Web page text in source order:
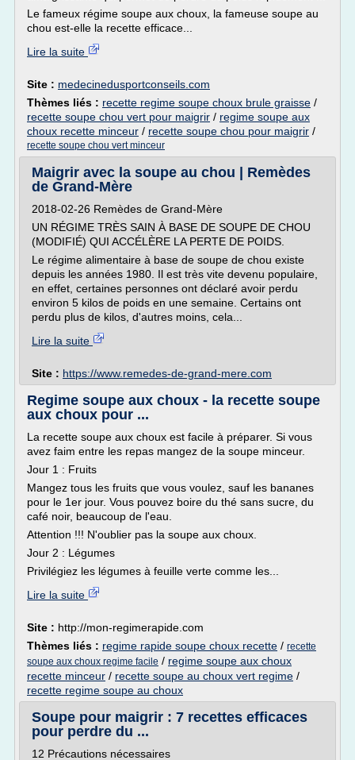
Le fameux régime soupe aux choux, la fameuse soupe au
chou est-elle la recette efficace...
Lire la suite
Site : medecinedusportconseils.com
Thèmes liés : recette regime soupe choux brule graisse /
recette soupe chou vert pour maigrir / regime soupe aux
choux recette minceur / recette soupe chou pour maigrir /
recette soupe chou vert minceur
Maigrir avec la soupe au chou | Remèdes
de Grand-Mère
2018-02-26 Remèdes de Grand-Mère
UN RÉGIME TRÈS SAIN À BASE DE SOUPE DE CHOU
(MODIFIÉ) QUI ACCÉLÈRE LA PERTE DE POIDS.
Le régime alimentaire à base de soupe de chou existe
depuis les années 1980. Il est très vite devenu populaire,
en effet, certaines personnes ont déclaré avoir perdu
environ 5 kilos de poids en une semaine. Certains ont
perdu plus de kilos, d'autres moins, cela...
Lire la suite
Site : https://www.remedes-de-grand-mere.com
Regime soupe aux choux - la recette soupe
aux choux pour ...
La recette soupe aux choux est facile à préparer. Si vous
avez faim entre les repas mangez de la soupe minceur.
Jour 1 : Fruits
Mangez tous les fruits que vous voulez, sauf les bananes
pour le 1er jour. Vous pouvez boire du thé sans sucre, du
café noir, beaucoup de l'eau.
Attention !!! N'oublier pas la soupe aux choux.
Jour 2 : Légumes
Privilégiez les légumes à feuille verte comme les...
Lire la suite
Site : http://mon-regimerapide.com
Thèmes liés : regime rapide soupe choux recette / recette
soupe aux choux regime facile / regime soupe aux choux
recette minceur / recette soupe au choux vert regime /
recette regime soupe au choux
Soupe pour maigrir : 7 recettes efficaces
pour perdre du ...
12 Précautions nécessaires